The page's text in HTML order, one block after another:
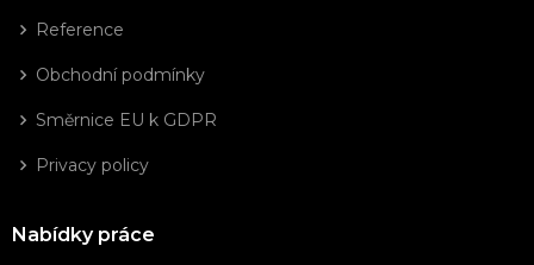
Reference
Obchodní podmínky
Směrnice EU k GDPR
Privacy policy
Nabídky práce